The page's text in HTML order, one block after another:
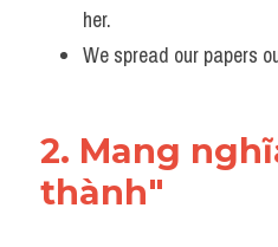
her.
We spread our papers
2. Mang
thành"